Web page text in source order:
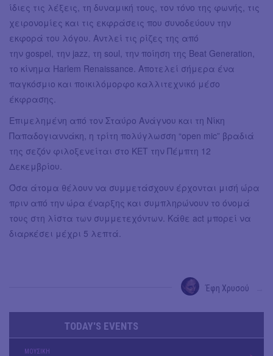
ίδιες τις λέξεις, τη δυναμική τους, τον τόνο της φωνής, τις
χειρονομίες και τις εκφράσεις που συνοδεύουν την
εκφορά του λόγου. Αντλεί τις ρίζες της από
την gospel, την jazz, τη soul, την ποίηση της Beat Generation,
το κίνημα Harlem Renaissance. Αποτελεί σήμερα ένα
παγκόσμιο και ποικιλόμορφο καλλιτεχνικό μέσο
έκφρασης.
Επιμελημένη από τον Σταύρο Ανάγνου και τη Νίκη
Παπαδογιαννάκη, η τρίτη πολύγλωσση “open mic” βραδιά
της σεζόν φιλοξενείται στο ΚΕΤ την Πέμπτη 12
Δεκεμβρίου.
Όσα άτομα θέλουν να συμμετάσχουν έρχονται μισή ώρα
πριν από την ώρα έναρξης και συμπληρώνουν το όνομά
τους στη λίστα των συμμετεχόντων. Κάθε act μπορεί να
διαρκέσει μέχρι 5 λεπτά.
Έφη Χρυσού
TODAY'S EVENTS
ΜΟΥΣΙΚΗ